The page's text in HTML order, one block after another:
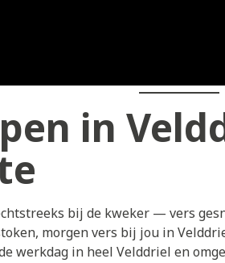
in
bij de kweker — vers
morgen vers bij jou in
werkdag in heel Velddriel en